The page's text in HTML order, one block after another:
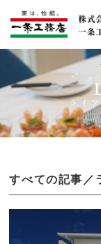
ライ
すべての記事／